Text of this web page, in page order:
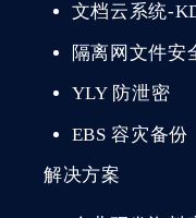
文档云系统-
隔离网文件安
YLY 防泄密
EBS 容灾备份
解决方案